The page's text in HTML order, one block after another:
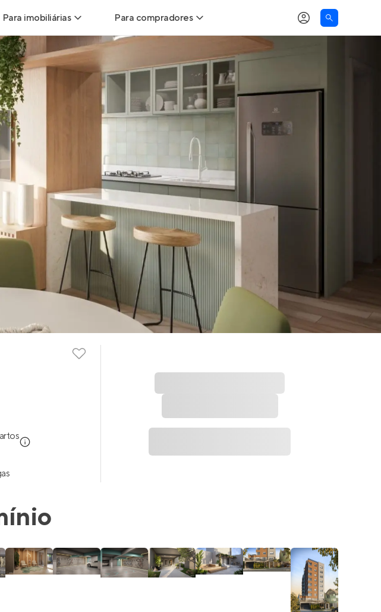
Para imobiliárias
Leads para Imobiliárias
Hub de imobiliárias
Anunciar imóveis
Para compradores
Buscar um imóvel novo
Calcule seu Poder de Compra
Comprar x Alugar
Correção do INCC
Simulador de Financiamento
Encontre um corretor